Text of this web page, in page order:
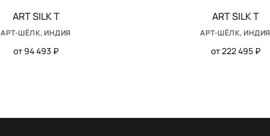
ART SILK T
АРТ-ШЁЛК, ИНДИЯ
от 94 493 ₽
ART SILK T
АРТ-ШЁЛК, ИНДИЯ
от 222 495 ₽